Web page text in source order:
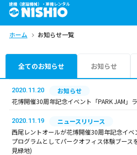
建機（建設機械）・重機レンタル
商品一覧
問合せ依頼リスト
エリア情報を見る
九州・沖縄（外部）
ホーム お知らせ一覧
全てのお知らせ お知らせ
2020.11.20
お知らせ
花博開催30周年記念イベント「PARK JAM」
2020.11.19
ニュースリリース
西尾レントオールが花博開催30周年記念イベ
プログラムとしてパークオフィス体験ブース
見緑地)